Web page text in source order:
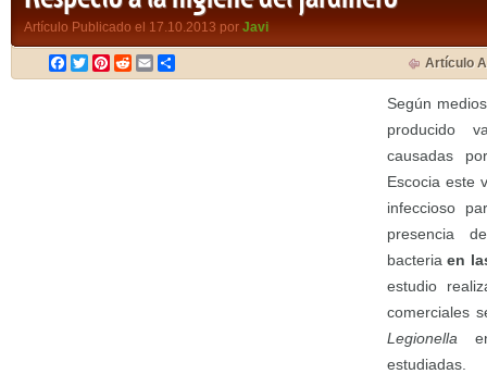
Artículo Publicado el 17.10.2013 por Javi
Facebook
TwitterPinterest
RedditEmail Artículo
Según
producido
causadas
Escocia este
infeccioso
presencia
bacteriaen
estudio
comerciales
Legionella
estudiadas.